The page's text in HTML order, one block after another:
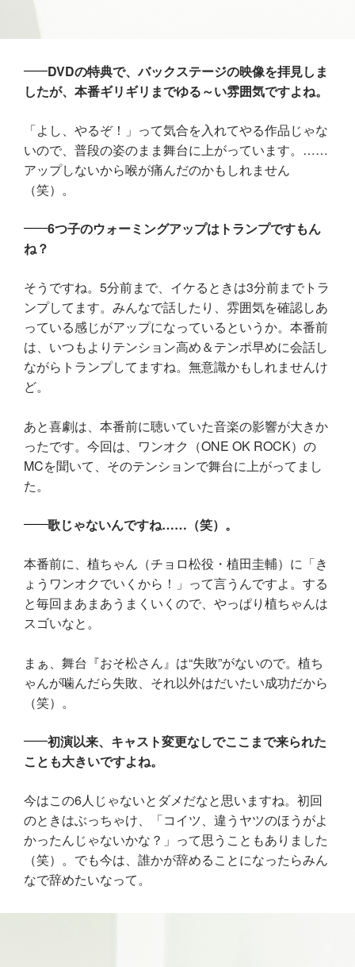
DVDの特典で、バックステージの映像を拝見しま
したが、本番ギリギリまでゆる～い雰囲気ですよね。
「よし、やるぞ！」って気合を入れてやる作品じゃな
いので、普段の姿のまま舞台に上がっています。……
アップしないから喉が痛んだのかもしれません
（笑）。
6つ子のウォーミングアップはトランプですもん
ね？
そうですね。5分前まで、イケるときは3分前までトラ
ンプしてます。みんなで話したり、雰囲気を確認しあ
っている感じがアップになっているというか。本番前
は、いつもよりテンション高め＆テンポ早めに会話し
ながらトランプしてますね。無意識かもしれませんけ
ど。
あと喜劇は、本番前に聴いていた音楽の影響が大きか
ったです。今回は、ワンオク（ONE OK ROCK）の
MCを聞いて、そのテンションで舞台に上がってまし
た。
歌じゃないんですね……（笑）。
本番前に、植ちゃん（チョロ松役・植田圭輔）に「き
ょうワンオクでいくから！」って言うんですよ。する
と毎回まあまあうまくいくので、やっぱり植ちゃんは
スゴいなと。
まぁ、舞台『おそ松さん』は“失敗”がないので。植ち
ゃんが噛んだら失敗、それ以外はだいたい成功だから
（笑）。
初演以来、キャスト変更なしでここまで来られた
ことも大きいですよね。
今はこの6人じゃないとダメだなと思いますね。初回
のときはぶっちゃけ、「コイツ、違うヤツのほうがよ
かったんじゃないかな？」って思うこともありました
（笑）。でも今は、誰かが辞めることになったらみん
なで辞めたいなって。